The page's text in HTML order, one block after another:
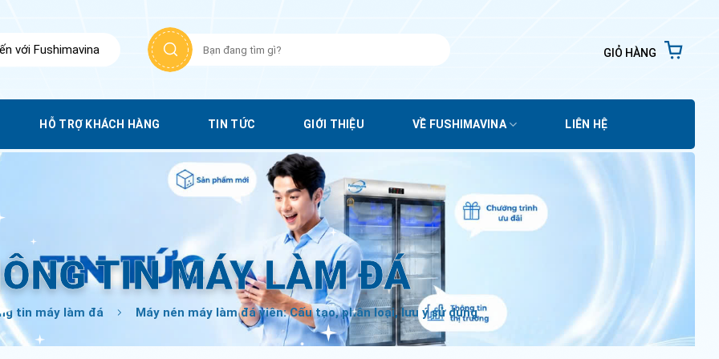
với Fushimavina
Tìm
kiếm:
GIỎ HÀNG
HỖ TRỢ KHÁCH HÀNG TIN TỨC GIỚI THIỆU VỀ FUSHIMAVINA LIÊN HỆ
TIN MÁY LÀM ĐÁ
tin máy làm đá Máy nén máy làm đá viên: Cấu tạo, phân loại, lưu ý sử dụng